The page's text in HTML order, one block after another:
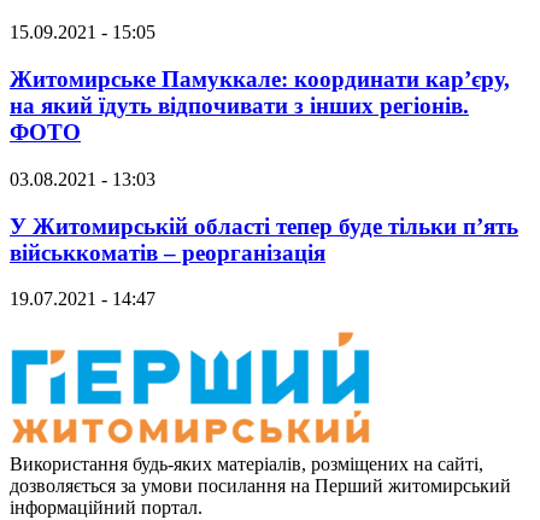
15.09.2021 - 15:05
Житомирське Памуккале: координати кар’єру,
на який їдуть відпочивати з інших регіонів.
ФОТО
03.08.2021 - 13:03
У Житомирській області тепер буде тільки п’ять
військкоматів – реорганізація
19.07.2021 - 14:47
Використання будь-яких матеріалів, розміщених на сайті,
дозволяється за умови посилання на Перший житомирський
інформаційний портал.